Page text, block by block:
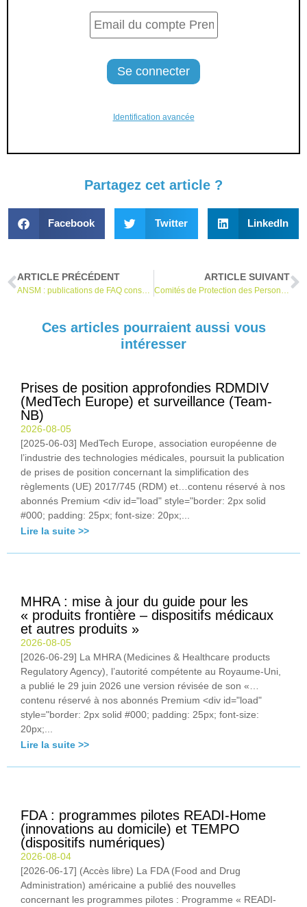
Identification avancée
Partagez cet article ?
Facebook Twitter LinkedIn
ARTICLE PRÉCÉDENT ARTICLE SUIVANT
Ces articles pourraient aussi vous
intéresser
Prises de position approfondies RDMDIV
(MedTech Europe) et surveillance (Team-
NB)
2026-08-05
[2025-06-03] MedTech Europe, association européenne de
l’industrie des technologies médicales, poursuit la publication
de prises de position concernant la simplification des
règlements (UE) 2017/745 (RDM) et…contenu réservé à nos
abonnés Premium <div id="load" style="border: 2px solid
#000; padding: 25px; font-size: 20px;...
Lire la suite >>
MHRA : mise à jour du guide pour les
« produits frontière – dispositifs médicaux
et autres produits »
2026-08-05
[2026-06-29] La MHRA (Medicines & Healthcare products
Regulatory Agency), l’autorité compétente au Royaume-Uni,
a publié le 29 juin 2026 une version révisée de son «…
contenu réservé à nos abonnés Premium <div id="load"
style="border: 2px solid #000; padding: 25px; font-size:
20px;...
Lire la suite >>
FDA : programmes pilotes READI-Home
(innovations au domicile) et TEMPO
(dispositifs numériques)
2026-08-04
[2026-06-17] (Accès libre) La FDA (Food and Drug
Administration) américaine a publié des nouvelles
concernant les programmes pilotes : Programme « READI-